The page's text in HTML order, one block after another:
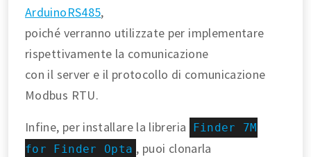
ArduinoRS485,
poiché verranno utilizzate per implementare
rispettivamente la comunicazione
con il server e il protocollo di comunicazione
Modbus RTU.
Infine, per installare la libreria
Finder 7M
for Finder Opta , puoi clonarla